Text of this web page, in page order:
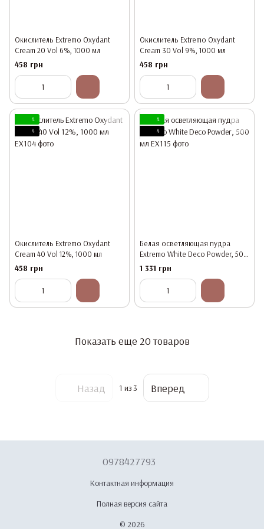
Окислитель Extremo Oxydant
Cream 20 Vol 6%, 1000 мл
458 грн
Окислитель Extremo Oxydant
Cream 30 Vol 9%, 1000 мл
458 грн
4
4
Окислитель Extremo Oxydant
Cream 40 Vol 12%, 1000 мл
458 грн
4
4
Белая осветляющая пудра
Extremo White Deco Powder, 500
мл
1 331 грн
Показать еще 20 товаров
Назад 1 из 3 Вперед
0978427793
Контактная информация
Полная версия сайта
© 2026